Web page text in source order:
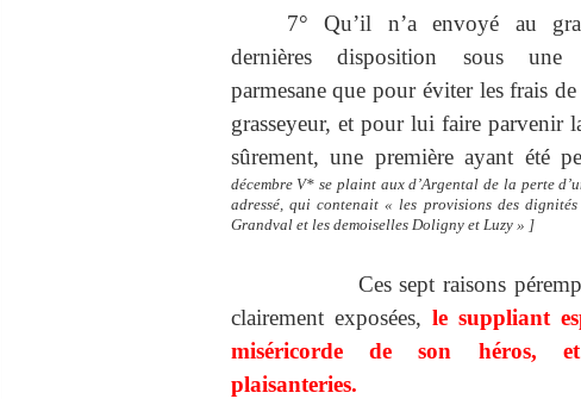
7° Qu’il n’a envoyé au
dernières disposition sous une
parmesane que pour éviter les frais
grasseyeur, et pour lui faire parvenir
sûrement, une première ayant été
décembre V* se plaint aux d’Argental de la perte
adressé, qui contenait « les provisions des
Grandval et les demoiselles Doligny et Luzy » ]
Ces sept raisons
clairement exposées, le suppliant
miséricorde de son héros,
plaisanteries.